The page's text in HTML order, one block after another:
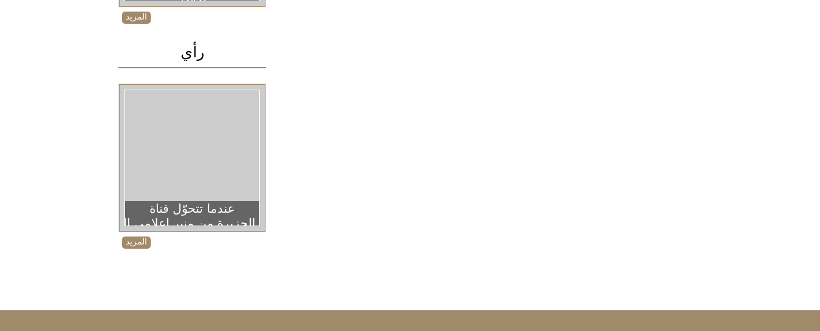
المزيد
رأي
عندما تتحوّل قناة
الجزيرة من منبر إعلامي إلى منصة دعائية
المزيد